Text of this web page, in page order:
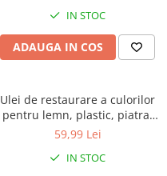
IN STOC
ADAUGA IN COS
Ulei de restaurare a culorilor
pentru lemn, plastic, piatra,
metal, Faren Miracoat, 400ml
59,99 Lei
IN STOC